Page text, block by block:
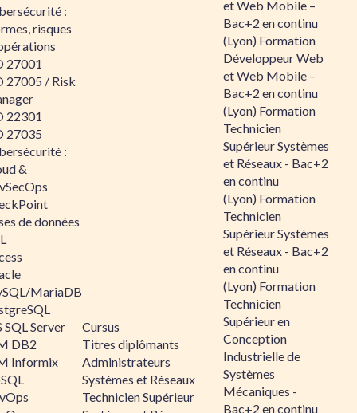
:
risques
27001
27005 / Risk
22301
27035
:
&
de données
MariaDB
SQL Server
DB2
Informix
Cursus
Titres diplômants
Administrateurs
Systèmes et Réseaux
Technicien Supérieur
et Web Mobile –
Bac+2 en continu
(Lyon) Formation
Développeur Web
et Web Mobile –
Bac+2 en continu
(Lyon) Formation
Technicien
Supérieur Systèmes
et Réseaux - Bac+2
en continu
(Lyon) Formation
Technicien
Supérieur Systèmes
et Réseaux - Bac+2
en continu
(Lyon) Formation
Technicien
Supérieur en
Conception
Industrielle de
Systèmes
Mécaniques -
Bac+2 en continu